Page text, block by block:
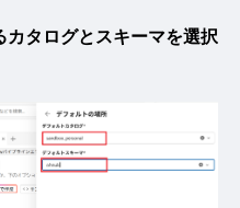
タログとスキーマを選択